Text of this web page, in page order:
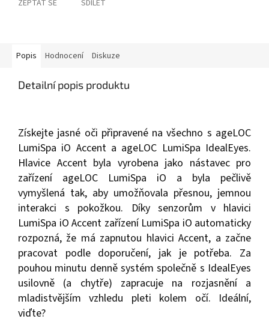
ZEPTAT SE SDÍLET
Popis Hodnocení Diskuze
Detailní popis produktu
Získejte jasné oči připravené na všechno s ageLOC
LumiSpa iO Accent a ageLOC LumiSpa IdealEyes.
Hlavice Accent byla vyrobena jako nástavec pro
zařízení ageLOC LumiSpa iO a byla pečlivě
vymyšlená tak, aby umožňovala přesnou, jemnou
interakci s pokožkou. Díky senzorům v hlavici
LumiSpa iO Accent zařízení LumiSpa iO automaticky
rozpozná, že má zapnutou hlavici Accent, a začne
pracovat podle doporučení, jak je potřeba. Za
pouhou minutu denně systém společně s IdealEyes
usilovně (a chytře) zapracuje na rozjasnění a
mladistvějším vzhledu pleti kolem očí. Ideální,
viďte?